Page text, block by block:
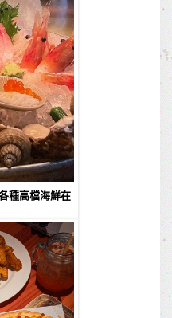
種高檔海鮮在